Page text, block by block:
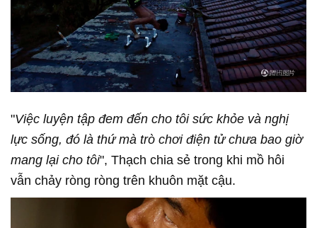
"Việc luyện tập đem đến cho tôi sức khỏe và nghị
lực sống, đó là thứ mà trò chơi điện tử chưa bao giờ
mang lại cho tôi", Thạch chia sẻ trong khi mồ hôi
vẫn chảy ròng ròng trên khuôn mặt cậu.